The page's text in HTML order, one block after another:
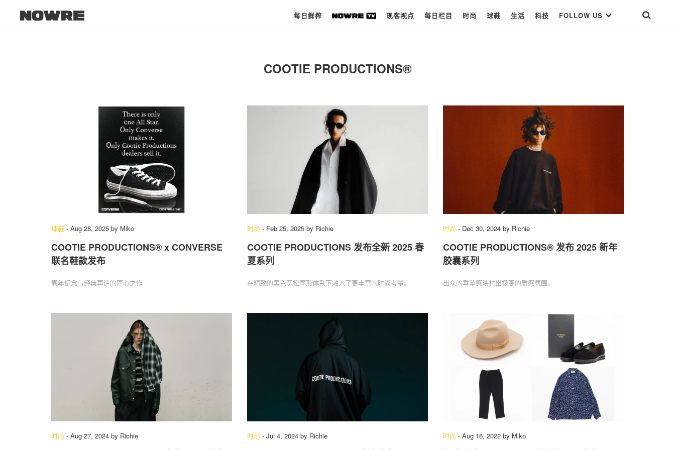
每日鲜榨 现客视点 每日栏目 时尚 球鞋 生活 科技 FOLLOW US
每日栏目
时 尚
球 鞋
生 活
科 技
COOTIE PRODUCTIONS®︎
球鞋 - Aug 28, 2025 by Miko
COOTIE PRODUCTIONS® x CONVERSE
联名鞋款发布
周年纪念与经典再造的匠心之作
时尚 - Feb 25, 2025 by Richie
COOTIE PRODUCTIONS 发布全新 2025 春
夏系列
在精致的黑色宽松廓形体系下融入了更丰富的时尚考量。
时尚 - Dec 30, 2024 by Richie
COOTIE PRODUCTIONS®︎ 发布 2025 新年
胶囊系列
出众的垂坠感映衬出极高的质感氛围。
时尚 - Aug 27, 2024 by Richie 时尚 - Jul 4, 2024 by Richie 时尚 - Aug 16, 2022 by Miko